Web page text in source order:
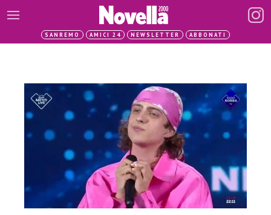
SANREMO AMICI 24 NEWSLETTER ABBONATI